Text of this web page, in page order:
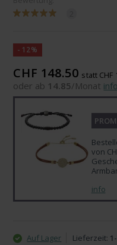
-12%
CHF 148.50 statt CHF
oder ab 14.85/Monat info
von
info
Auf Lager Lieferzeit: